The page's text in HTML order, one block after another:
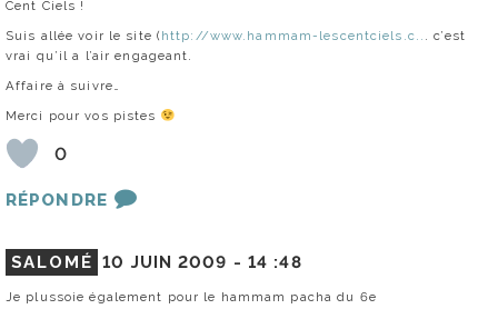
Cent Ciels !
Suis allée voir le site ( http://www.hammam-lescentciels.c.. . c’est
vrai qu’il a l’air engageant.
Affaire à suivre…
Merci pour vos pistes
0
RÉPONDRE
SALOMÉ 10 JUIN 2009 - 14 :48
Je plussoie également pour le hammam pacha du 6e